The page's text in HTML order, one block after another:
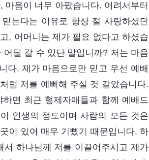
음이 너무 아팠습니다. 어려서부터
는다는 이유로 항상 절 사랑하셨던
, 어머니는 제가 필요 없다고 하셨습
딜 갈 수 있단 말입니까? 저는 마음
다. 제가 마음으로만 믿고 우선 예배
럼 저를 예뻐해 주실 것 같았습니다.
면 최근 형제자매들과 함께 예배드
인생의 정도이며 사람의 모든 것은
이 있어 매우 기뻤기 때문입니다. 하
하나님께 저를 이끌어주시고 제가